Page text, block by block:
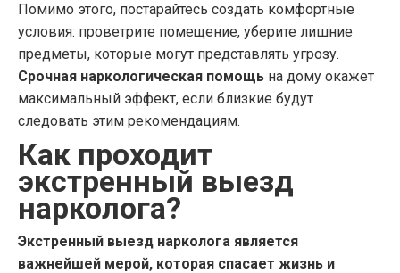
Помимо этого, постарайтесь создать комфортные
условия: проветрите помещение, уберите лишние
предметы, которые могут представлять угрозу.
Срочная наркологическая помощь на дому окажет
максимальный эффект, если близкие будут
следовать этим рекомендациям.
Как проходит
экстренный выезд
нарколога?
Экстренный выезд нарколога является
важнейшей мерой, которая спасает жизнь и